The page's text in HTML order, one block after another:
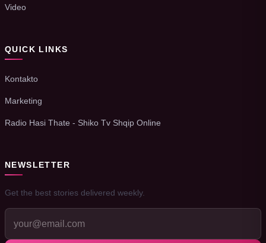
Video
QUICK LINKS
Kontakto
Marketing
Radio Hasi Thate - Shiko Tv Shqip Online
NEWSLETTER
Get the best stories delivered weekly.